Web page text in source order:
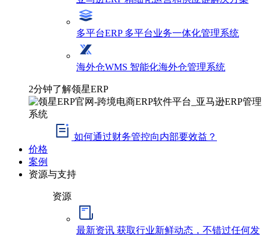
多平台ERP 多平台业务一体化管理系统
海外仓WMS 智能化海外仓管理系统
2分钟了解领星ERP
如何通过财务管控向内部要效益？
价格
案例
资源与支持
资源
最新资讯 获取行业新鲜动态，不错过任何发